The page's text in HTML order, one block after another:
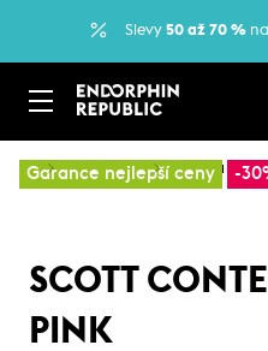
Slevy 50 až 70 %
Garance nejlepší ceny -
… Horská kola Dámská
SCOTT
PINK